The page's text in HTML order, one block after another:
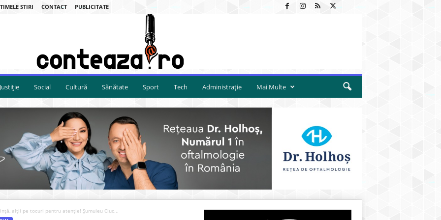
STIRI CONTACT PUBLICITATE
Justiție Social Cultură Sănătate Sport Tech Administrație Mai Multe
alții pe tocuri pentru atenție! Şumuleu Ciuc...